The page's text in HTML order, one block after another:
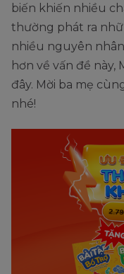
biến khiến nhiều
thường phát ra
nhiều nguyên
hơn về vấn đề này,
đây. Mời ba mẹ
nhé!